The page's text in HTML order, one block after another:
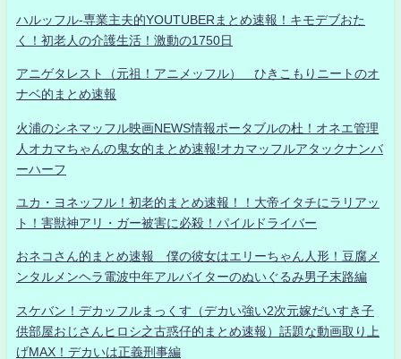
ハルッフル-専業主夫的YOUTUBERまとめ速報！キモデブおた
く！初老人の介護生活！激動の1750日
アニゲタレスト（元祖！アニメッフル） ひきこもりニートのオ
ナベ的まとめ速報
火浦のシネマッフル映画NEWS情報ポータブルの杜！オネエ管理
人オカマちゃんの鬼女的まとめ速報!オカマッフルアタックナンバ
ーハーフ
ユカ・ヨネッフル！初老的まとめ速報！！大帝イタチにラリアッ
ト！害獣神アリ・ガー被害に必殺！パイルドライバー
おネコさん的まとめ速報 僕の彼女はエリーちゃん人形！豆腐メ
ンタルメンヘラ電波中年アルバイターのぬいぐるみ男子末路編
スケバン！デカッフルまっくす（デカい強い2次元嫁だいすき子
供部屋おじさんヒロシ之古惑仔的まとめ速報）話題な動画取り上
げMAX！デカいは正義刑事編